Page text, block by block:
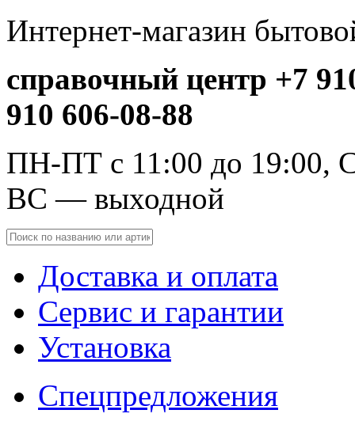
Интернет-магазин
справочный центр +7
910 606-08-88
ПН-ПТ с 11:00 до 19:00,
ВС — выходной
Доставка и оплата
Сервис и гарантии
Установка
Спецпредложения